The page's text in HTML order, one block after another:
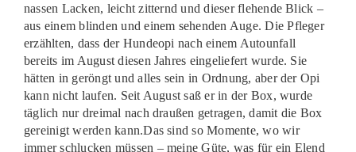
nassen Lacken, leicht zitternd und dieser flehende Blick –
aus einem blinden und einem sehenden Auge. Die Pfleger
erzählten, dass der Hundeopi nach einem Autounfall
bereits im August diesen Jahres eingeliefert wurde. Sie
hätten in geröngt und alles sein in Ordnung, aber der Opi
kann nicht laufen. Seit August saß er in der Box, wurde
täglich nur dreimal nach draußen getragen, damit die Box
gereinigt werden kann.Das sind so Momente, wo wir
immer schlucken müssen – meine Güte, was für ein Elend